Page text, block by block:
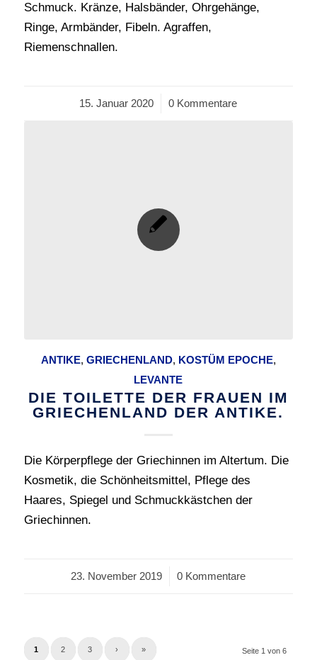
Schmuck. Kränze, Halsbänder, Ohrgehänge,
Ringe, Armbänder, Fibeln. Agraffen,
Riemenschnallen.
15. Januar 2020
/ 0 Kommentare
ANTIKE, GRIECHENLAND, KOSTÜM EPOCHE,
LEVANTE
DIE TOILETTE DER FRAUEN IM
GRIECHENLAND DER ANTIKE.
Die Körperpflege der Griechinnen im Altertum. Die
Kosmetik, die Schönheitsmittel, Pflege des
Haares, Spiegel und Schmuckkästchen der
Griechinnen.
23. November 2019
/ 0 Kommentare
Seite 1 von 6
1 2 3 › »